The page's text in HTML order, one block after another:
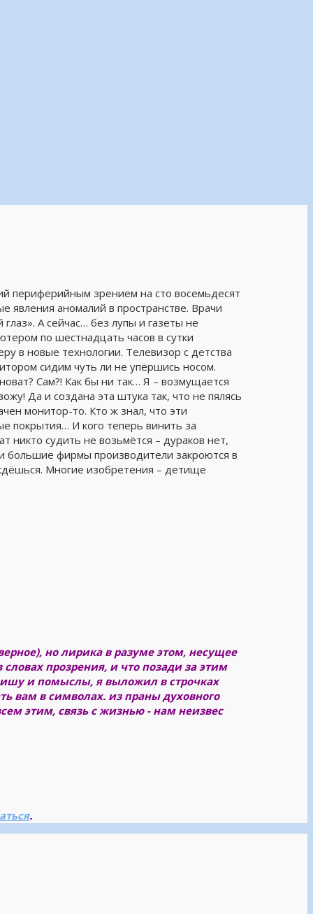
периферийным зрением на сто восемьдесят
аномалий в пространстве. Врачи
А сейчас… без лупы и газеты не
по шестнадцать часов в сутки
в новые технологии. Телевизор с детства
сидим чуть ли не упёршись носом.
Сам?! Как бы ни так… Я – возмущается
Да и создана эта штука так, что не пялясь
монитор-то. Кто ж знал, что эти
покрытия… И кого теперь винить за
никто судить не возьмётся – дураков нет,
большие фирмы производители закроются в
Многие изобретения – детище
но лирика в разуме этом, несущее
прозрения, и что позади за этим
и помыслы, я выложил в строчках
вам в символах. из праны духовного
этим, связь с жизнью - нам неизвес
.